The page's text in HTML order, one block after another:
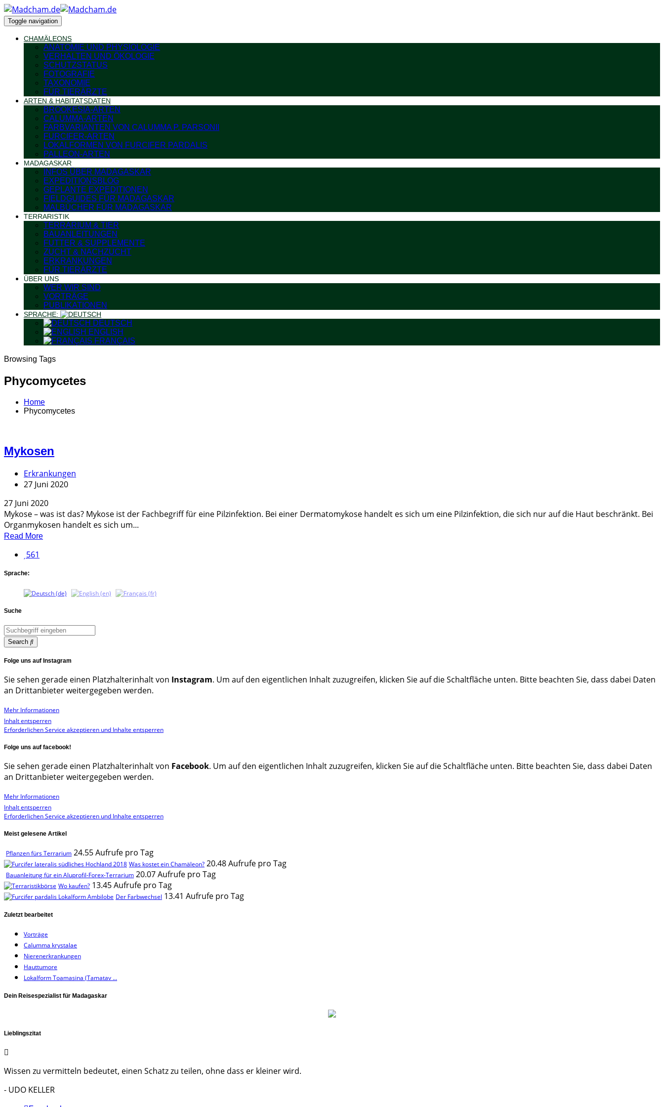
Toggle navigation
CHAMÄLEONS
ANATOMIE UND PHYSIOLOGIE
VERHALTEN UND ÖKOLOGIE
SCHUTZSTATUS
FOTOGRAFIE
TAXONOMIE
FÜR TIERÄRZTE
ARTEN & HABITATSDATEN
BROOKESIA-ARTEN
CALUMMA-ARTEN
FARBVARIANTEN VON CALUMMA P. PARSONII
FURCIFER-ARTEN
LOKALFORMEN VON FURCIFER PARDALIS
PALLEON-ARTEN
MADAGASKAR
INFOS ÜBER MADAGASKAR
EXPEDITIONSBLOG
GEPLANTE EXPEDITIONEN
FIELDGUIDES FÜR MADAGASKAR
MALBÜCHER FÜR MADAGASKAR
TERRARISTIK
TERRARIUM & TIER
BAUANLEITUNGEN
FUTTER & SUPPLEMENTE
ZUCHT & NACHZUCHT
ERKRANKUNGEN
FÜR TIERÄRZTE
ÜBER UNS
WER WIR SIND
VORTRÄGE
PUBLIKATIONEN
SPRACHE:
DEUTSCH
ENGLISH
FRANÇAIS
Browsing Tags
Phycomycetes
Home
Phycomycetes
Mykosen
Erkrankungen
27 Juni 2020
27 Juni 2020
Mykose – was ist das? Mykose ist der Fachbegriff für eine Pilzinfektion. Bei einer Dermatomykose handelt es sich um eine Pilzinfektion, die sich nur auf die Haut beschränkt. Bei
Organmykosen handelt es sich um...
Read More
561
Sprache:
Suche
Search
Folge uns auf Instagram
Sie sehen gerade einen Platzhalterinhalt von Instagram. Um auf den eigentlichen Inhalt zuzugreifen, klicken Sie auf die Schaltfläche unten. Bitte beachten Sie, dass dabei Daten
an Drittanbieter weitergegeben werden.
Mehr Informationen
Inhalt entsperren
Erforderlichen Service akzeptieren und Inhalte entsperren
Folge uns auf facebook!
Sie sehen gerade einen Platzhalterinhalt von Facebook. Um auf den eigentlichen Inhalt zuzugreifen, klicken Sie auf die Schaltfläche unten. Bitte beachten Sie, dass dabei Daten
an Drittanbieter weitergegeben werden.
Mehr Informationen
Inhalt entsperren
Erforderlichen Service akzeptieren und Inhalte entsperren
Meist gelesene Artikel
Pflanzen fürs Terrarium 24.55 Aufrufe pro Tag
Was kostet ein Chamäleon? 20.48 Aufrufe pro Tag
Bauanleitung für ein Aluprofil-Forex-Terrarium 20.07 Aufrufe pro Tag
Wo kaufen? 13.45 Aufrufe pro Tag
Der Farbwechsel 13.41 Aufrufe pro Tag
Zuletzt bearbeitet
Vorträge
Calumma krystalae
Nierenerkrankungen
Hauttumore
Lokalform Toamasina (Tamatav ...
Dein Reisespezialist für Madagaskar
Lieblingszitat
Wissen zu vermitteln bedeutet, einen Schatz zu teilen, ohne dass er kleiner wird.
- UDO KELLER